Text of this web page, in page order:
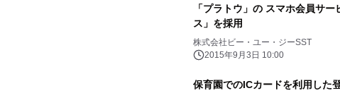
「プラトウ」の スマホ会員サ
ス」を採用
株式会社ビー・ユー・ジーSST
2015年9月3日 10:00
保育園でのICカードを利用した